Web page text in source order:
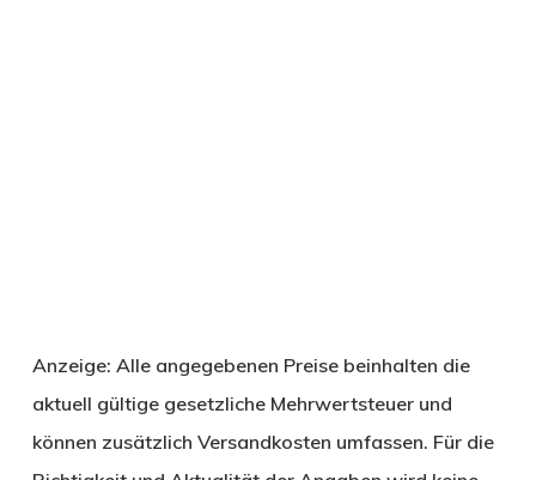
Anzeige: Alle angegebenen Preise beinhalten die
aktuell gültige gesetzliche Mehrwertsteuer und
können zusätzlich Versandkosten umfassen. Für die